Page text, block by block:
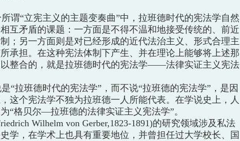
谓“立宪主义的主题变奏曲”中，拉班德时代的宪法学自然
互矛盾的课题：一方面是不得不温和地接受传统的、前近
；另一方面则是对已经形成的近代法治主义、形式合理主
承担。在这种宪法体制下产生、并在理论上能够将上述那
整合的，就是拉班德时代的宪法学——法律实证主义宪法
“拉班德时代的宪法学”，而不说“拉班德的宪法学”，是因
这个宪法学不独为拉班德一人所能代表。在学说史上，人
“格贝尔—拉班德的法律实证主义宪法学”。
Wilhelm von Gerber,1823-1891)的研究领域涉及私法
学，在学术上也具有重要地位，并曾担任过大学校长、国